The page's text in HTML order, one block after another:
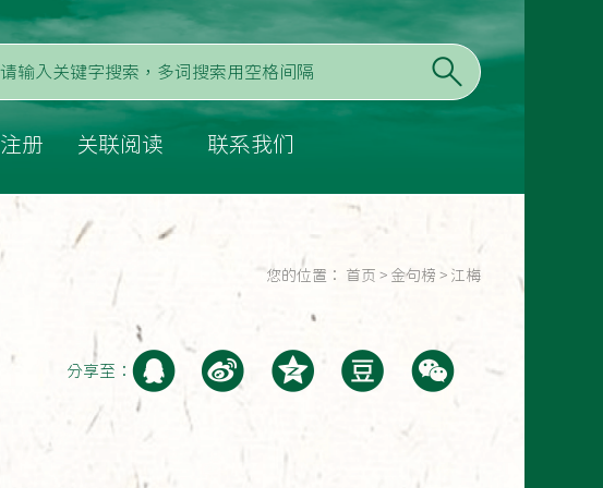
注册 关联阅读 联系我们
您的位置： 首页 > 金句榜 > 江梅
分享至：